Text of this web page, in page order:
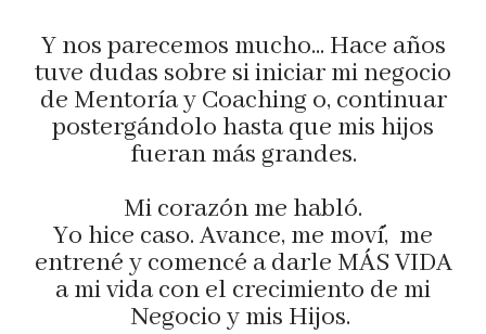
Y nos parecemos mucho... Hace años
tuve dudas sobre si iniciar mi negocio
de Mentoría y Coaching o, continuar
postergándolo hasta que mis hijos
fueran más grandes.
Mi corazón me habló.
Yo hice caso. Avance, me mov´í, me
entrené y comencé a darle MÁS VIDA
a mi vida con el crecimiento de mi
Negocio y mis Hijos.